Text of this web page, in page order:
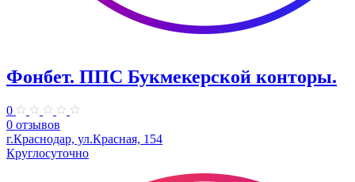
Фонбет. ППС Букмекерской конторы.
0
0 отзывов
г.Краснодар, ул.Красная, 154
Круглосуточно